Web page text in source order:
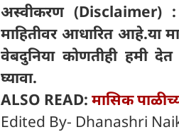
अस्वीकरण (Disclaimer) :
माहितीवर आधारित आहे.या
वेबदुनिया कोणतीही हमी देत
घ्यावा.
ALSO READ: मासिक
Edited By- Dhanashri